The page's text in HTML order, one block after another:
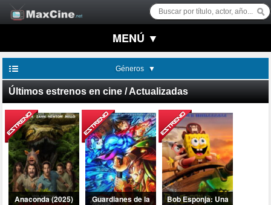
MENÚ ▼
Géneros
Últimos estrenos en cine / Actualizadas